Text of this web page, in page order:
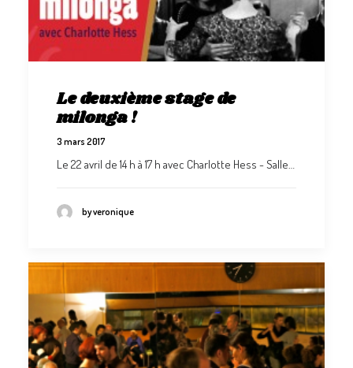
FACEBOOK
YOUTUBE
Le deuxième stage de
milonga !
3 mars 2017
Le 22 avril de 14 h à 17 h avec Charlotte Hess - Salle…
by veronique